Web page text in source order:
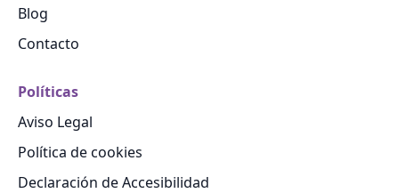
Blog
Contacto
Políticas
Aviso Legal
Política de cookies
Declaración de Accesibilidad